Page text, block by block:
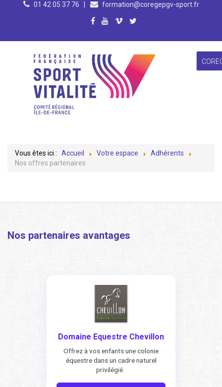
01 42 05 37 76 formation@coregepgv-sport.fr
Vous êtes ici : Accueil Votre espace
Adhérents
Nos offres partenaires
Nos partenaires avantages
Domaine Equestre Chevillon
Offrez à vos enfants une colonie
équestre dans un cadre naturel
privilégié.